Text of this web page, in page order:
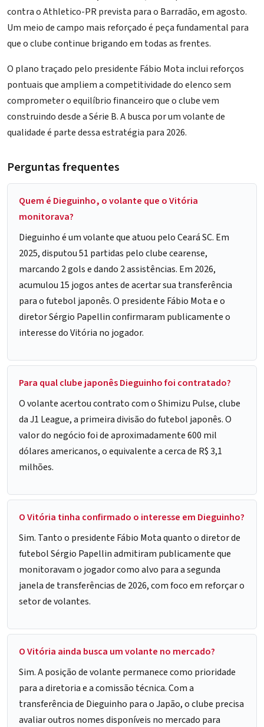
contra o Athletico-PR prevista para o Barradão, em agosto.
Um meio de campo mais reforçado é peça fundamental para
que o clube continue brigando em todas as frentes.
O plano traçado pelo presidente Fábio Mota inclui reforços
pontuais que ampliem a competitividade do elenco sem
comprometer o equilíbrio financeiro que o clube vem
construindo desde a Série B. A busca por um volante de
qualidade é parte dessa estratégia para 2026.
Perguntas frequentes
Quem é Dieguinho, o volante que o Vitória
monitorava?
Dieguinho é um volante que atuou pelo Ceará SC. Em
2025, disputou 51 partidas pelo clube cearense,
marcando 2 gols e dando 2 assistências. Em 2026,
acumulou 15 jogos antes de acertar sua transferência
para o futebol japonês. O presidente Fábio Mota e o
diretor Sérgio Papellin confirmaram publicamente o
interesse do Vitória no jogador.
Para qual clube japonês Dieguinho foi contratado?
O volante acertou contrato com o Shimizu Pulse, clube
da J1 League, a primeira divisão do futebol japonês. O
valor do negócio foi de aproximadamente 600 mil
dólares americanos, o equivalente a cerca de R$ 3,1
milhões.
O Vitória tinha confirmado o interesse em Dieguinho?
Sim. Tanto o presidente Fábio Mota quanto o diretor de
futebol Sérgio Papellin admitiram publicamente que
monitoravam o jogador como alvo para a segunda
janela de transferências de 2026, com foco em reforçar o
setor de volantes.
O Vitória ainda busca um volante no mercado?
Sim. A posição de volante permanece como prioridade
para a diretoria e a comissão técnica. Com a
transferência de Dieguinho para o Japão, o clube precisa
avaliar outros nomes disponíveis no mercado para